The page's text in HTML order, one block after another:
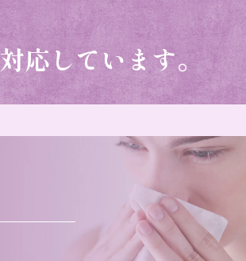
対応しています。